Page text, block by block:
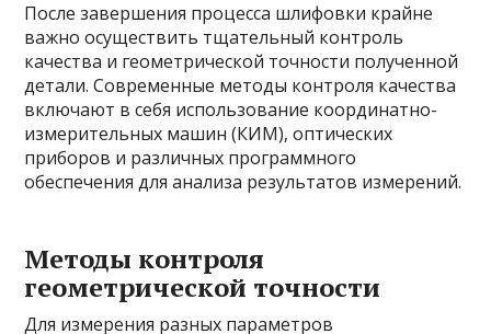
После завершения процесса шлифовки крайне
важно осуществить тщательный контроль
качества и геометрической точности полученной
детали. Современные методы контроля качества
включают в себя использование координатно-
измерительных машин (КИМ), оптических
приборов и различных программного
обеспечения для анализа результатов измерений.
Методы контроля
геометрической точности
Для измерения разных параметров